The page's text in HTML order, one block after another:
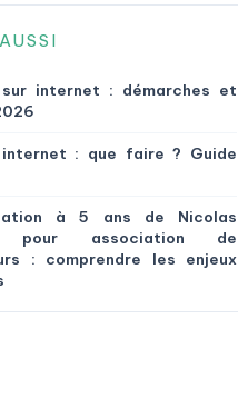
sur internet : démarches et
internet : que faire ? Guide
à 5 ans de Nicolas
pour association de
: comprendre les enjeux